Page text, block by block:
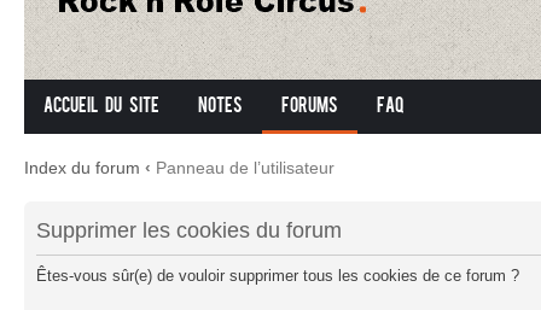
Accueil du site Notes Forums FAQ
Index du forum ‹ Panneau de l’utilisateur
Supprimer les cookies du forum
Êtes-vous sûr(e) de vouloir supprimer tous les cookies de ce forum ?